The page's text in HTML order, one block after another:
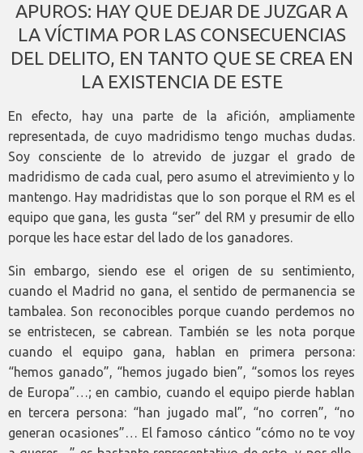
APUROS: HAY QUE DEJAR DE JUZGAR A
LA VÍCTIMA POR LAS CONSECUENCIAS
DEL DELITO, EN TANTO QUE SE CREA EN
LA EXISTENCIA DE ESTE
En efecto, hay una parte de la afición, ampliamente
representada, de cuyo madridismo tengo muchas dudas.
Soy consciente de lo atrevido de juzgar el grado de
madridismo de cada cual, pero asumo el atrevimiento y lo
mantengo. Hay madridistas que lo son porque el RM es el
equipo que gana, les gusta “ser” del RM y presumir de ello
porque les hace estar del lado de los ganadores.
Sin embargo, siendo ese el origen de su sentimiento,
cuando el Madrid no gana, el sentido de permanencia se
tambalea. Son reconocibles porque cuando perdemos no
se entristecen, se cabrean. También se les nota porque
cuando el equipo gana, hablan en primera persona:
“hemos ganado”, “hemos jugado bien”, “somos los reyes
de Europa”…; en cambio, cuando el equipo pierde hablan
en tercera persona: “han jugado mal”, “no corren”, “no
generan ocasiones”… El famoso cántico “cómo no te voy